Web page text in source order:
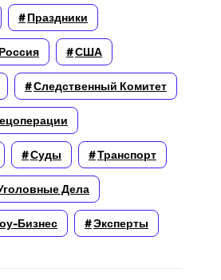
Праздники
Россия США
Следственный Комитет
Суды Транспорт
Дела
Бизнес Эксперты